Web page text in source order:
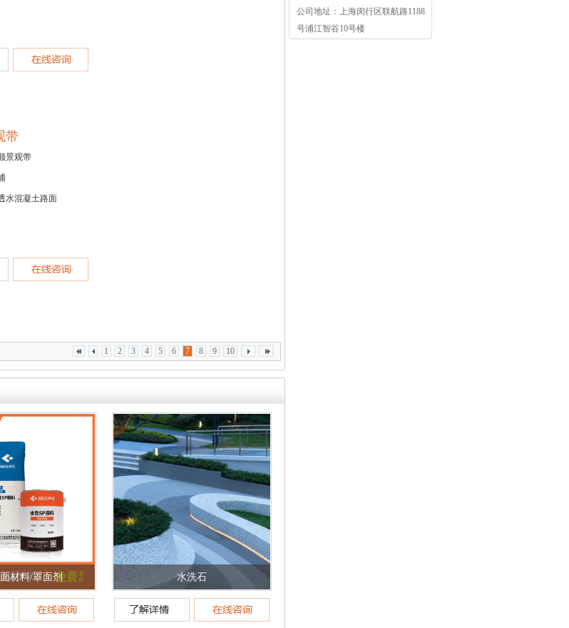
带
景观带
水混凝土路面
1 2 3 4 5 6 7 8 9 10
材料/罩面剂 水洗石
公司地址： 上海闵行区联航路1188
号浦江智谷10号楼